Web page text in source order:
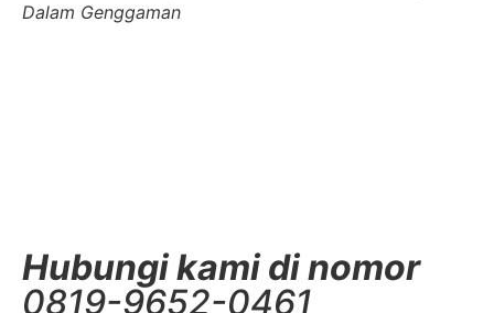
Dalam Genggaman
Hubungi kami di nomor
0819-9652-0461